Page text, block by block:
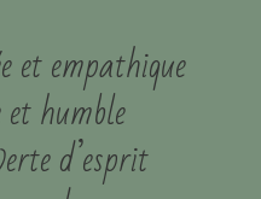
et empathique
humble
d’esprit